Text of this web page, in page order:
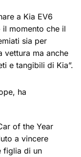
a Kia EV6
momento che il
sia per
vettura ma anche
e tangibili di Kia”.
ha
of the Year
a vincere
figlia di un